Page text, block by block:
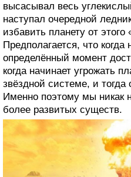
высасывал весь
наступал очередной
избавить планету от этого
Предполагается, что
определённый момент
когда начинает угрожать
звёздной системе, и тогда
Именно поэтому мы никак
более развитых существ.